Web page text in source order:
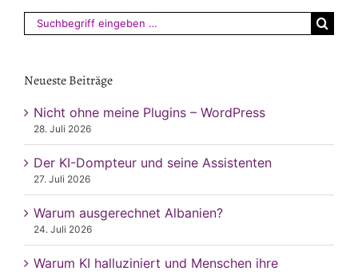
Suchen
nach:
Neueste Beiträge
Nicht ohne meine Plugins – WordPress
28. Juli 2026
Der KI-Dompteur und seine Assistenten
27. Juli 2026
Warum ausgerechnet Albanien?
24. Juli 2026
Warum KI halluziniert und Menschen ihre